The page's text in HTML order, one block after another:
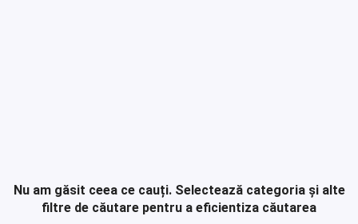
Nu am găsit ceea ce cauți. Selectează categoria și alte
filtre de căutare pentru a eficientiza căutarea